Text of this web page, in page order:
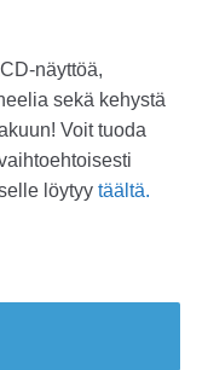
näyttöä,
sekä kehystä
Voit tuoda
löytyy täältä.